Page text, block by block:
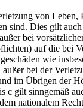
von
sind. Dies gilt
bei
auf die bei
wie
bei der
im Übrigen der
c gilt sinngemäß
nationalem